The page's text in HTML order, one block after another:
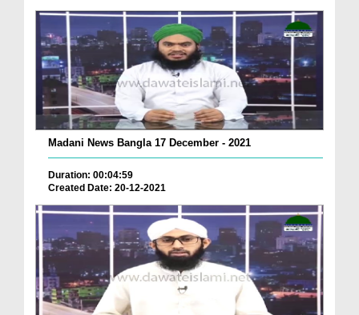
Madani News Bangla 17 December - 2021
Duration: 00:04:59
Created Date: 20-12-2021